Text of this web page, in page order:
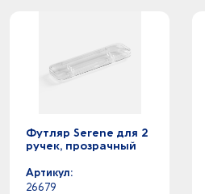
Футляр Serene для 2
ручек, прозрачный
Артикул:
26679